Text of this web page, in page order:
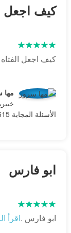
كيف اجعل
كيف اجعل
مها
الأسئلة المجابة 27615 | نسبة الرضا 97.6%
ابو فارس
ابو فارس .اقرأ